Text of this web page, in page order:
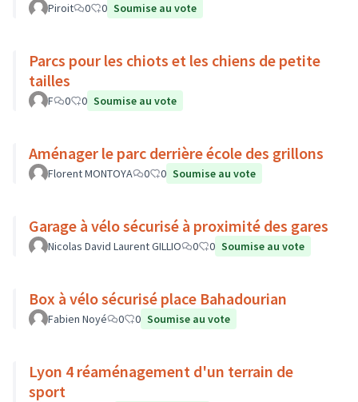
Piroit 0 0 Soumise au vote
Parcs pour les chiots et les chiens de petite
tailles
F 0 0 Soumise au vote
Aménager le parc derrière école des grillons
Florent MONTOYA 0 0 Soumise au vote
Garage à vélo sécurisé à proximité des gares
Nicolas David Laurent GILLIO 0 0 Soumise au vote
Box à vélo sécurisé place Bahadourian
Fabien Noyé 0 0 Soumise au vote
Lyon 4 réaménagement d'un terrain de
sport